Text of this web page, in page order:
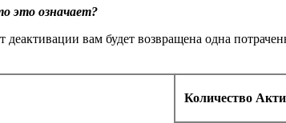
это означает?
вам будет возвращена одна
Количество